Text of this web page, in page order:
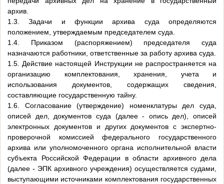
архив.
1.3. Задачи и функции архива суда определяются
положением, утверждаемым председателем суда.
1.4. Приказом (распоряжением) председателя суда
назначаются работники, ответственные за работу архива суда.
1.5. Действие настоящей Инструкции не распространяется на
организацию комплектования, хранения, учета и
использования документов, содержащих сведения,
составляющие государственную тайну.
1.6. Согласование (утверждение) номенклатуры дел суда,
описей дел, документов суда (далее - опись дел), описей
электронных документов и других документов с экспертно-
проверочной комиссией федерального государственного
архива или уполномоченного органа исполнительной власти
субъекта Российской Федерации в области архивного дела
(далее - ЭПК архивного учреждения) осуществляется судами,
выступающими источниками комплектования государственных